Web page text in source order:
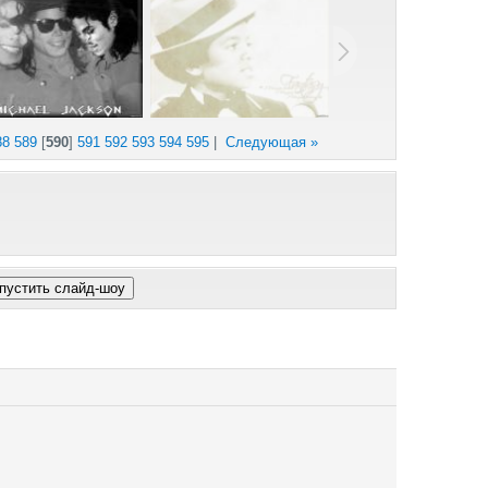
589[590] 591 592 593 594 595| Следующая »